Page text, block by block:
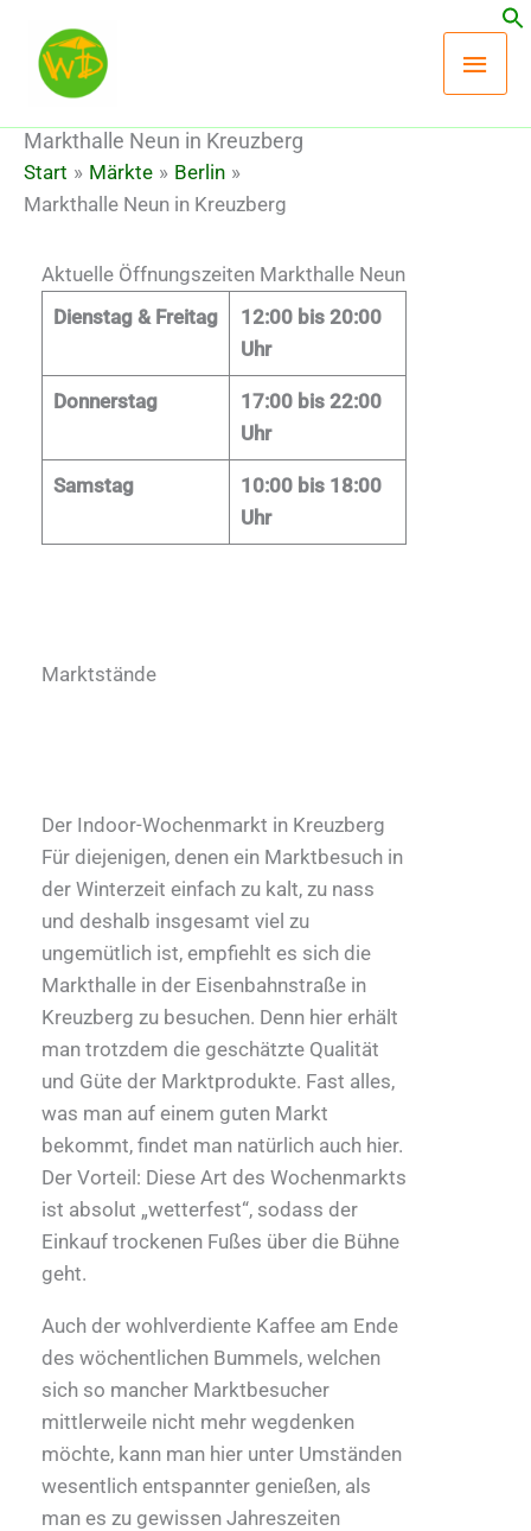
Inhalt
springen
Markthalle Neun in Kreuzberg
Start Märkte
Berlin
Markthalle Neun in Kreuzberg
Aktuelle Öffnungszeiten Markthalle Neun
Dienstag & Freitag
12:00 bis 20:00
Uhr
Donnerstag
17:00 bis 22:00
Uhr
Samstag
10:00 bis 18:00
Uhr
Marktstände
Der Indoor-Wochenmarkt in Kreuzberg
Für diejenigen, denen ein Marktbesuch in
der Winterzeit einfach zu kalt, zu nass
und deshalb insgesamt viel zu
ungemütlich ist, empfiehlt es sich die
Markthalle in der Eisenbahnstraße in
Kreuzberg zu besuchen. Denn hier erhält
man trotzdem die geschätzte Qualität
und Güte der Marktprodukte. Fast alles,
was man auf einem guten Markt
bekommt, findet man natürlich auch hier.
Der Vorteil: Diese Art des Wochenmarkts
ist absolut „wetterfest“, sodass der
Einkauf trockenen Fußes über die Bühne
geht.
Auch der wohlverdiente Kaffee am Ende
des wöchentlichen Bummels, welchen
sich so mancher Marktbesucher
mittlerweile nicht mehr wegdenken
möchte, kann man hier unter Umständen
wesentlich entspannter genießen, als
man es zu gewissen Jahreszeiten